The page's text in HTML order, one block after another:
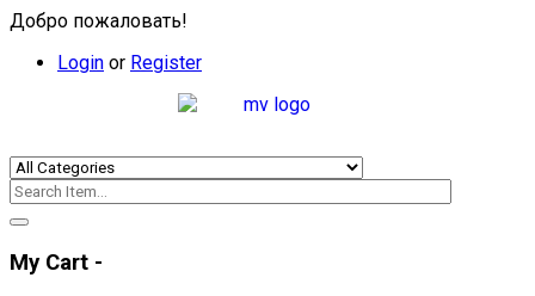
Добро пожаловать!
Login or Register
My Cart -